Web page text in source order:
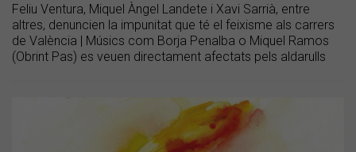
Feliu Ventura, Miquel Àngel Landete i Xavi Sarrià, entre
altres, denuncien la impunitat que té el feixisme als carrers
de València | Músics com Borja Penalba o Miquel Ramos
(Obrint Pas) es veuen directament afectats pels aldarulls